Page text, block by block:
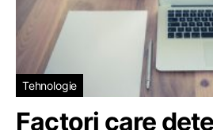
Tehnologie
Factori care